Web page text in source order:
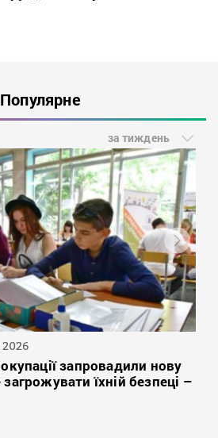
Популярне
за тиждень
запровадили нову
їхній безпеці –